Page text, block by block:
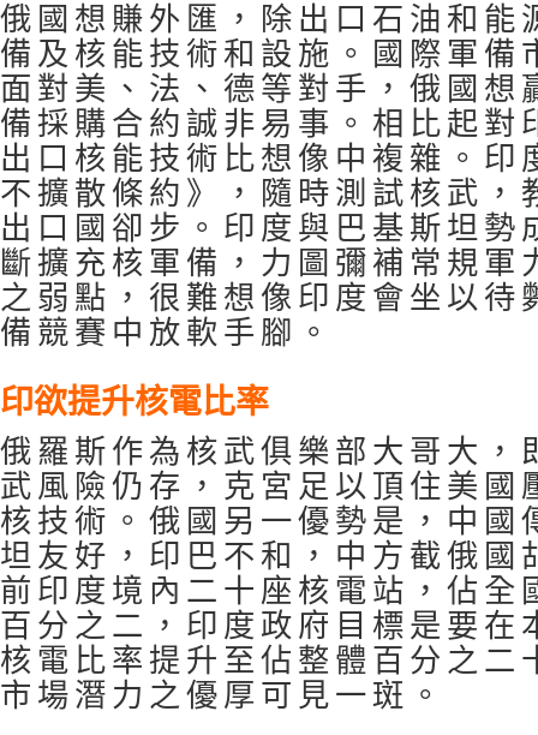
俄國想賺外匯，除出口石油和能
備及核能技術和設施。國際軍備
面對美、法、德等對手，俄國想
備採購合約誠非易事。相比起對
出口核能技術比想像中複雜。印
不擴散條約》，隨時測試核武，
出口國卻步。印度與巴基斯坦勢
斷擴充核軍備，力圖彌補常規軍
之弱點，很難想像印度會坐以待
備競賽中放軟手腳。
印欲提升核電比率
俄羅斯作為核武俱樂部大哥大，
武風險仍存，克宮足以頂住美國
核技術。俄國另一優勢是，中國
坦友好，印巴不和，中方截俄國
前印度境內二十座核電站，佔全
百分之二，印度政府目標是要在
核電比率提升至佔整體百分之二
市場潛力之優厚可見一斑。